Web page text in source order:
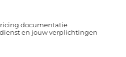
documentatie
en jouw verplichtingen